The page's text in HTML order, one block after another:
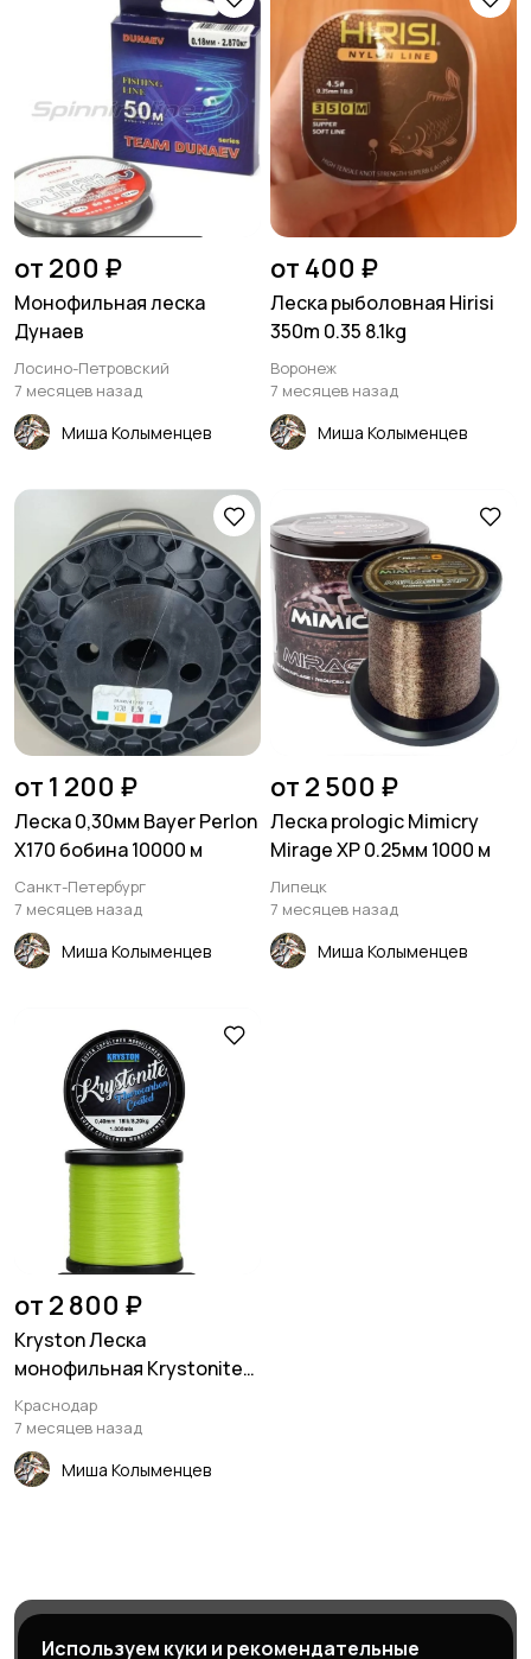
от 200 ₽
Монофильная леска
Дунаев
Лосино-Петровский
7 месяцев назад
Миша Колыменцев
от 400 ₽
Леска рыболовная Hirisi
350m 0.35 8.1kg
Воронеж
7 месяцев назад
Миша Колыменцев
от 1 200 ₽
Леска 0,30мм Bayer Perlon
X170 бобина 10000 м
Санкт-Петербург
7 месяцев назад
Миша Колыменцев
от 2 500 ₽
Леска prologic Mimicry
Mirage XP 0.25мм 1000 м
Липецк
7 месяцев назад
Миша Колыменцев
от 2 800 ₽
Kryston Леска
монофильная Krystonite
Super Mono Fl
Краснодар
7 месяцев назад
Миша Колыменцев
Магазины
Используем куки и рекомендательные